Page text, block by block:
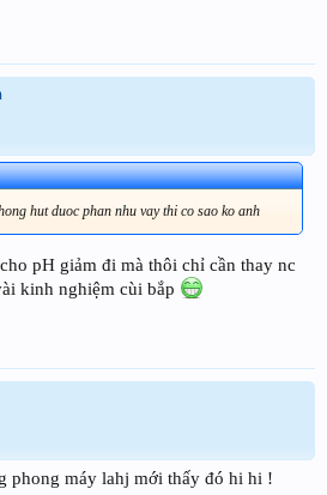
hut duoc phan nhu vay thi co sao ko anh
pH giảm đi mà thôi chỉ cần thay nc
kinh nghiệm cùi bắp
phong máy lahj mới thấy đó hi hi !